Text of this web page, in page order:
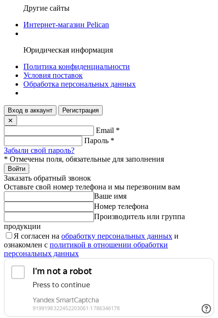
Другие сайты
Интернет-магазин Pelican
Юридическая информация
Политика конфиденциальности
Условия поставок
Обработка персональных данных
Вход в аккаунт
Регистрация
✕
Email *
Пароль *
Забыли свой пароль?
* Отмечены поля, обязательные для заполнения
Войти
Заказать обратный звонок
Оставьте свой номер телефона и мы перезвоним вам
Ваше имя
Номер телефона
Производитель или группа
продукции
Я согласен на обработку персональных данных и
ознакомлен с политикой в отношении обработки
персональных данных